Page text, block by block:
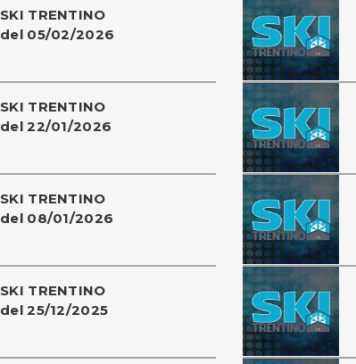
SKI TRENTINO
del 05/02/2026
SKI TRENTINO
del 22/01/2026
SKI TRENTINO
del 08/01/2026
SKI TRENTINO
del 25/12/2025